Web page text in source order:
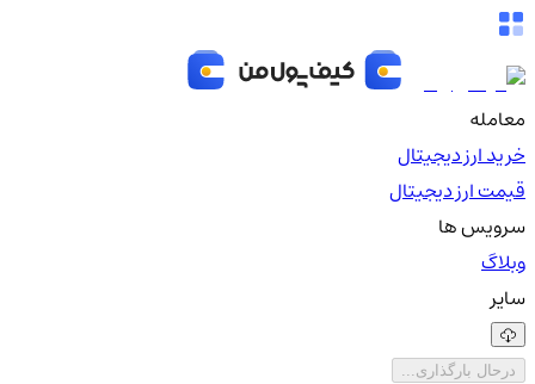
معامله
خرید ارز دیجیتال
قیمت ارز دیجیتال
سرویس ها
وبلاگ
سایر
درحال بارگذاری...